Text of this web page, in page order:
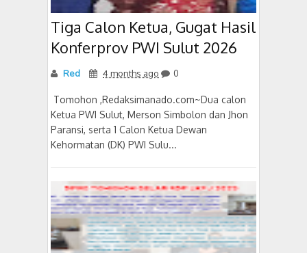
Tiga Calon Ketua, Gugat Hasil
Konferprov PWI Sulut 2026
Red 4 months ago 0
‎ Tomohon ,Redaksimanado.com~Dua calon
Ketua PWI Sulut, Merson Simbolon dan Jhon
Paransi, serta 1 Calon Ketua Dewan
Kehormatan (DK) PWI Sulu...